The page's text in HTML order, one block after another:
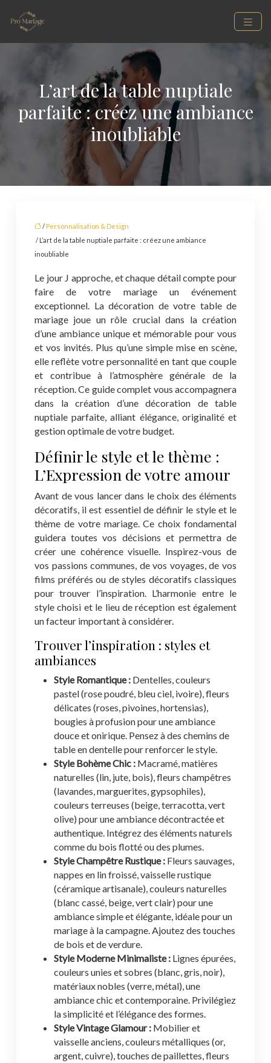
L’art de la table nuptiale
parfaite : créez une ambiance
inoubliable
/ Personnalisation & Design
/ L’art de la table nuptiale parfaite : créez une ambiance
inoubliable
Le jour J approche, et chaque détail compte pour
faire de votre mariage un événement
exceptionnel. La décoration de votre table de
mariage joue un rôle crucial dans la création
d’une ambiance unique et mémorable pour vous
et vos invités. Plus qu’une simple mise en scène,
elle reflète votre personnalité en tant que couple
et contribue à l’atmosphère générale de la
réception. Ce guide complet vous accompagnera
dans la création d’une décoration de table
nuptiale parfaite, alliant élégance, originalité et
gestion optimale de votre budget.
Définir le style et le thème :
L’Expression de votre amour
Avant de vous lancer dans le choix des éléments
décoratifs, il est essentiel de définir le style et le
thème de votre mariage. Ce choix fondamental
guidera toutes vos décisions et permettra de
créer une cohérence visuelle. Inspirez-vous de
vos passions communes, de vos voyages, de vos
films préférés ou de styles décoratifs classiques
pour trouver l’inspiration. L’harmonie entre le
style choisi et le lieu de réception est également
un facteur important à considérer.
Trouver l’inspiration : styles et
ambiances
Style Romantique : Dentelles, couleurs
pastel (rose poudré, bleu ciel, ivoire), fleurs
délicates (roses, pivoines, hortensias),
bougies à profusion pour une ambiance
douce et onirique. Pensez à des chemins de
table en dentelle pour renforcer le style.
Style Bohème Chic : Macramé, matières
naturelles (lin, jute, bois), fleurs champêtres
(lavandes, marguerites, gypsophiles),
couleurs terreuses (beige, terracotta, vert
olive) pour une ambiance décontractée et
authentique. Intégrez des éléments naturels
comme du bois flotté ou des plumes.
Style Champêtre Rustique : Fleurs sauvages,
nappes en lin froissé, vaisselle rustique
(céramique artisanale), couleurs naturelles
(blanc cassé, beige, vert clair) pour une
ambiance simple et élégante, idéale pour un
mariage à la campagne. Ajoutez des touches
de bois et de verdure.
Style Moderne Minimaliste : Lignes épurées,
couleurs unies et sobres (blanc, gris, noir),
matériaux nobles (verre, métal), une
ambiance chic et contemporaine. Privilégiez
la simplicité et l’élégance des formes.
Style Vintage Glamour : Mobilier et
vaisselle anciens, couleurs métalliques (or,
argent, cuivre), touches de paillettes, fleurs